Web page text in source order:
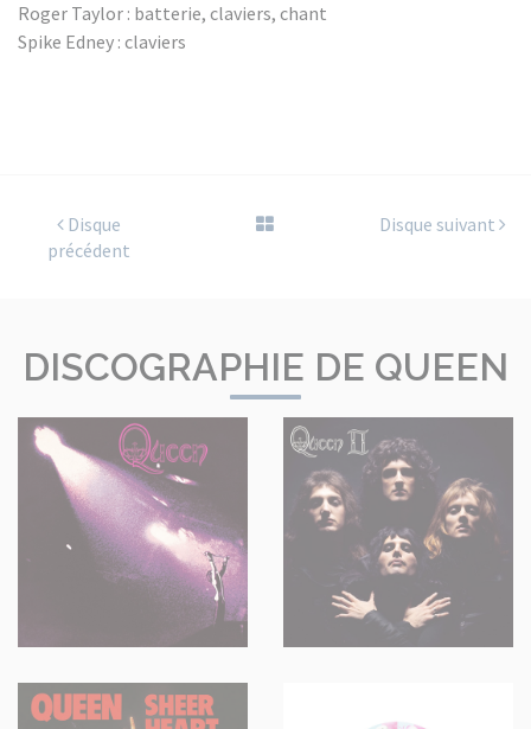
Roger Taylor : batterie, claviers, chant
Spike Edney : claviers
Disque
précédent
Disque suivant
DISCOGRAPHIE DE QUEEN